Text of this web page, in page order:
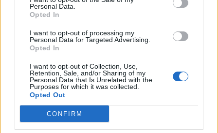
Personal Data.
Opted In
I want to opt-out of processing my
Personal Data for Targeted Advertising.
Opted In
I want to opt-out of Collection, Use,
Retention, Sale, and/or Sharing of my
Personal Data that Is Unrelated with the
Purposes for which it was collected.
Opted Out
CONFIRM
suoran punaisen kortin
LIITTYVÄT ARTIKKELIT LISÄÄ TEKIJÄLTÄ
Suomen MM-karsintojen näkymät –
todellinen jalkapallokommentaattorin
analyysi
Suomi-Hollanti näkyy ilmaiseksi TV:stä –
näin katsot ottelun